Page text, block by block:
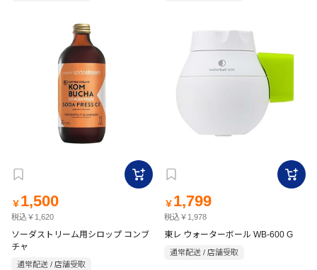
￥ 1,500
税込￥1,620
ソーダストリーム用シロップ コンブ
チャ
通常配送 / 店舗受取
￥ 1,799
税込￥1,978
東レ ウォーターボール WB-600 G
通常配送 / 店舗受取